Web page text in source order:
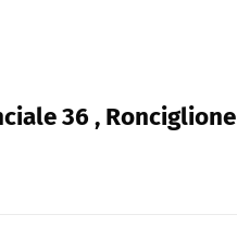
36 , Ronciglione